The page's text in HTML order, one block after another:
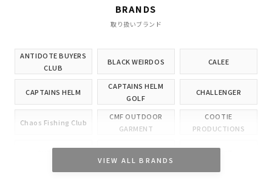
BRANDS
取り扱いブランド
ANTIDOTE BUYERS
CLUB
BLACK WEIRDOS CALEE
CAPTAINS HELM
CAPTAINS HELM
GOLF
CHALLENGER
Chaos Fishing Club
CMF OUTDOOR
GARMENT
COOTIE
PRODUCTIONS
VIEW ALL BRANDS